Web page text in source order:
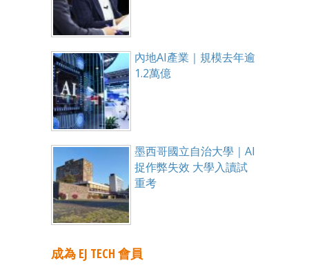
內地AI產業｜規模去年逾
1.2萬億
墨西哥國立自治大學｜AI
捉作弊失效 大學入讀試
重考
成為 EJ TECH 會員